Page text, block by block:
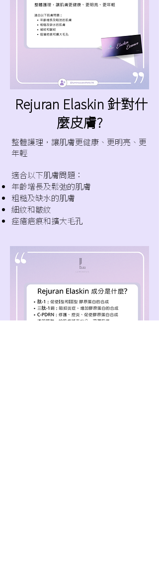
Rejuran Elaskin 針對什
麼皮膚?
整體護理，讓肌膚更健康、更明亮、更
年輕
適合以下肌膚問題：
年齡增長及鬆弛的肌膚
粗糙及缺水的肌膚
細紋和皺紋
痤瘡疤痕和擴大毛孔